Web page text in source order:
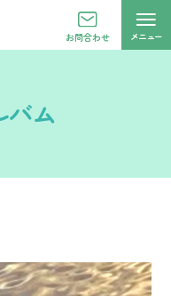
お問合わせ メニュー
バム